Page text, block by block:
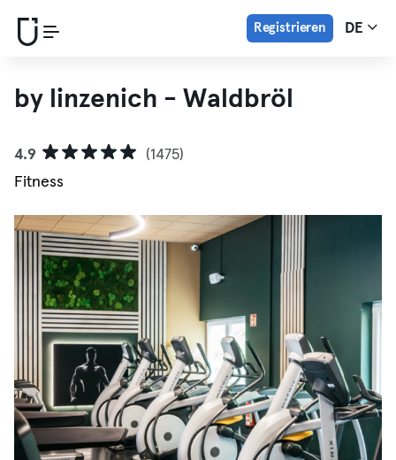
Registrieren DE
by linzenich - Waldbröl
4.9
(1475)
Fitness